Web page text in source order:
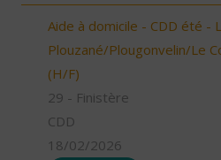
Aide à domicile - CDD été -
Plouzané/Plougonvelin/Le
(H/F)
29 - Finistère
CDD
18/02/2026